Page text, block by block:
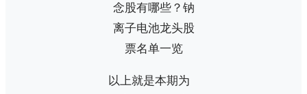
以上就是本期为